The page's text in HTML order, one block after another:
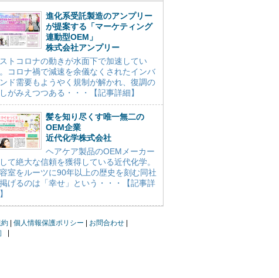
進化系受託製造のアンプリー
が提案する「マーケティング
連動型OEM」
株式会社アンプリー
トコロナの動きが水面下で加速してい
コロナ禍で減速を余儀なくされたインバ
ド需要もようやく規制が解かれ、復調の
がみえつつある・・・【記事詳細】
髪を知り尽くす唯一無二の
OEM企業
近代化学株式会社
ヘアケア製品のOEMメーカー
て絶大な信頼を獲得している近代化学。
室をルーツに90年以上の歴史を刻む同社
げるのは「幸せ」という・・・【記事詳
個人情報保護ポリシー
お問合わせ